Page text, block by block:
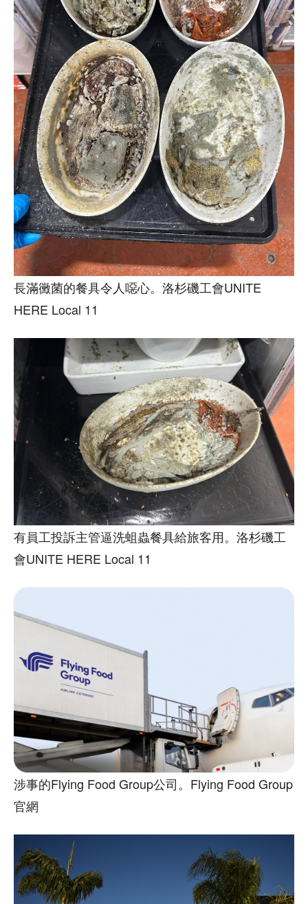
長滿黴菌的餐具令人噁心。洛杉磯工會UNITE
HERE Local 11
有員工投訴主管逼洗蛆蟲餐具給旅客用。洛杉磯工
會UNITE HERE Local 11
涉事的Flying Food Group公司。Flying Food Group
官網